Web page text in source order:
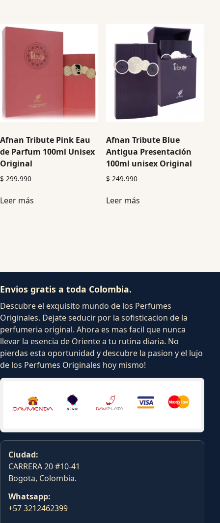
Afnan Tribute Pink Eau
de Parfum 100ml Unisex
Original
$ 299.990
Leer más
Afnan Tribute Blue
Antigua Presentación
100ml unisex Original
$ 249.990
Leer más
Envios gratis a toda Colombia.
Descubre el exquisito mundo de los Perfumes
Originales. Dejate seducir por la sofisticacion de la
perfumeria original. Ahora es mas facil que nunca
llevar la esencia de Oriente a tu rutina diaria. No
pierdas esta oportunidad y descubre la pasion y el lujo
de los Perfumes Originales hoy mismo!
Ciudad:
CARRERA 20 #10-41
Bogota, Colombia.
Whatsapp:
+57 3212462399